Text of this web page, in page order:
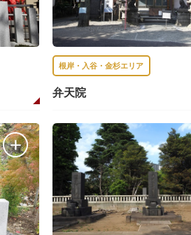
根岸・入谷・金杉エリア
弁天院